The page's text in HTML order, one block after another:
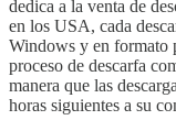
dedica a la venta de
en los USA, cada
Windows y en formato
proceso de descarfa
manera que las
horas siguientes a su